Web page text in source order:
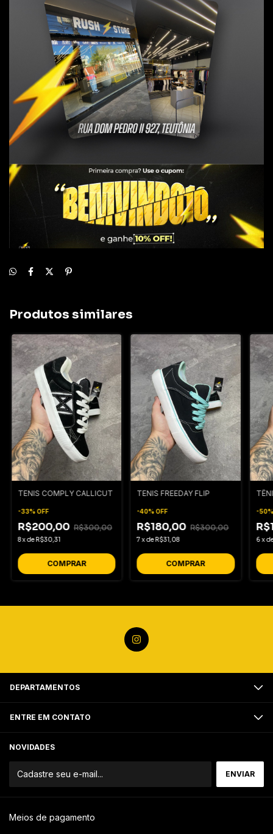
Produtos similares
TENIS COMPLY CALLICUT
-33%OFF
R$200,00 R$300,00
8xde R$30,31
COMPRAR
TENIS FREEDAY FLIP
-40%OFF
R$180,00 R$300,00
7xde R$31,08
COMPRAR
-50
6x
DEPARTAMENTOS
ENTRE EM CONTATO
NOVIDADES
Meios de pagamento